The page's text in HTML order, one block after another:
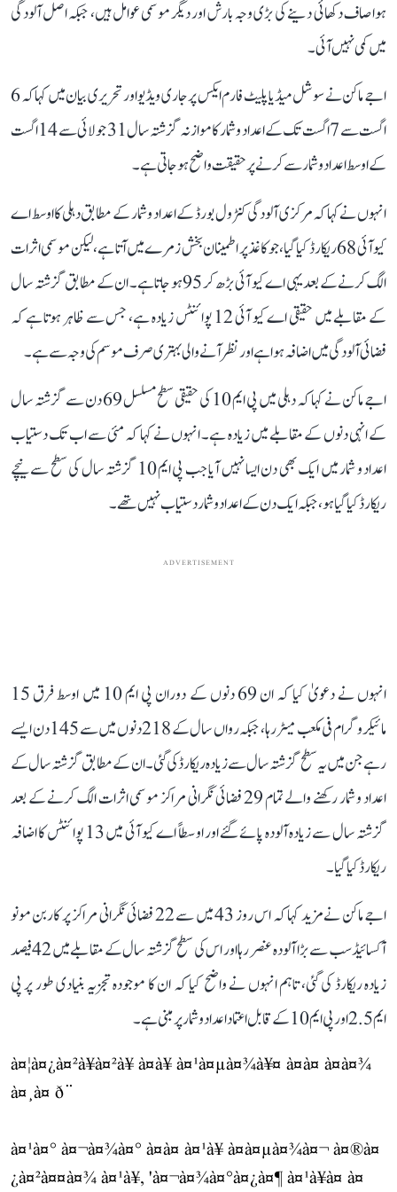
ہوا صاف دکھائی دینے کی بڑی وجہ بارش اور دیگر موسمی عوامل ہیں، جبکہ اصل آلودگی
میں کمی نہیں آئی۔
اجے ماکن نے سوشل میڈیا پلیٹ فارم ایکس پر جاری ویڈیو اور تحریری بیان میں کہا کہ 6
اگست سے 7 اگست تک کے اعداد و شمار کا موازنہ گزشتہ سال 31 جولائی سے 14 اگست
کے اوسط اعداد و شمار سے کرنے پر حقیقت واضح ہو جاتی ہے۔
انہوں نے کہا کہ مرکزی آلودگی کنٹرول بورڈ کے اعداد و شمار کے مطابق دہلی کا اوسط اے
کیو آئی 68 ریکارڈ کیا گیا، جو کاغذ پر اطمینان بخش زمرے میں آتا ہے، لیکن موسمی اثرات
الگ کرنے کے بعد یہی اے کیو آئی بڑھ کر 95 ہو جاتا ہے۔ ان کے مطابق گزشتہ سال
کے مقابلے میں حقیقی اے کیو آئی 12 پوائنٹس زیادہ ہے، جس سے ظاہر ہوتا ہے کہ
فضائی آلودگی میں اضافہ ہوا ہے اور نظر آنے والی بہتری صرف موسم کی وجہ سے ہے۔
اجے ماکن نے کہا کہ دہلی میں پی ایم 10 کی حقیقی سطح مسلسل 69 دن سے گزشتہ سال
کے انہی دنوں کے مقابلے میں زیادہ ہے۔ انہوں نے کہا کہ مئی سے اب تک دستیاب
اعداد و شمار میں ایک بھی دن ایسا نہیں آیا جب پی ایم 10 گزشتہ سال کی سطح سے نیچے
ریکارڈ کیا گیا ہو، جبکہ ایک دن کے اعداد و شمار دستیاب نہیں تھے۔
ADVERTISEMENT
انہوں نے دعویٰ کیا کہ ان 69 دنوں کے دوران پی ایم 10 میں اوسط فرق 15
مائیکروگرام فی مکعب میٹر رہا، جبکہ رواں سال کے 218 دنوں میں سے 145 دن ایسے
رہے جن میں یہ سطح گزشتہ سال سے زیادہ ریکارڈ کی گئی۔ ان کے مطابق گزشتہ سال کے
اعداد و شمار رکھنے والے تمام 29 فضائی نگرانی مراکز موسمی اثرات الگ کرنے کے بعد
گزشتہ سال سے زیادہ آلودہ پائے گئے اور اوسطاً اے کیو آئی میں 13 پوائنٹس کا اضافہ
ریکارڈ کیا گیا۔
اجے ماکن نے مزید کہا کہ اس روز 43 میں سے 22 فضائی نگرانی مراکز پر کاربن مونو
آکسائیڈ سب سے بڑا آلودہ عنصر رہا اور اس کی سطح گزشتہ سال کے مقابلے میں 42 فیصد
زیادہ ریکارڈ کی گئی، تاہم انہوں نے واضح کیا کہ ان کا موجودہ تجزیہ بنیادی طور پر پی
ایم 2.5 اور پی ایم 10 کے قابل اعتماد اعداد و شمار پر مبنی ہے۔
à¤¦à¤¿à¤²à¥à¤²à¥ à¤à¥ à¤¹à¤µà¤¾à¥¤ à¤à¤ à¤à¤¾
à¤¸à¤ ð¨
à¤¹à¤° à¤¬à¤¾à¤° à¤à¤ à¤¹à¥ à¤à¤µà¤¾à¤¬ à¤®à¤
¿à¤²à¤¤à¤¾ à¤¹à¥, 'à¤¬à¤¾à¤°à¤¿à¤¶ à¤¹à¥à¤ à¤